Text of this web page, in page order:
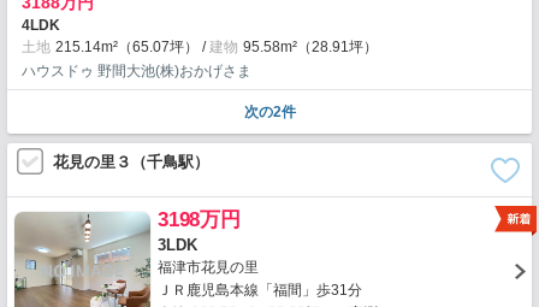
4LDK
土地 215.14m²（65.07坪） 建物 95.58m²（28.91坪）
ハウスドゥ 野間大池(株)おかげさま
次の2件
花見の里３（千鳥駅）
3198万円
3LDK
福津市花見の里
ＪＲ鹿児島本線「福間」歩31分